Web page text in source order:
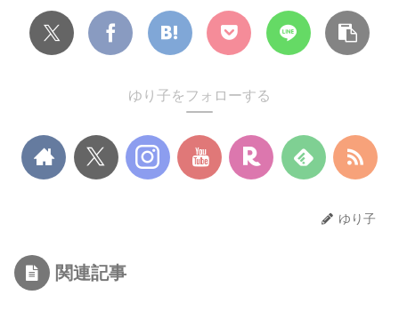
ゆり子をフォローする
ゆり子
関連記事